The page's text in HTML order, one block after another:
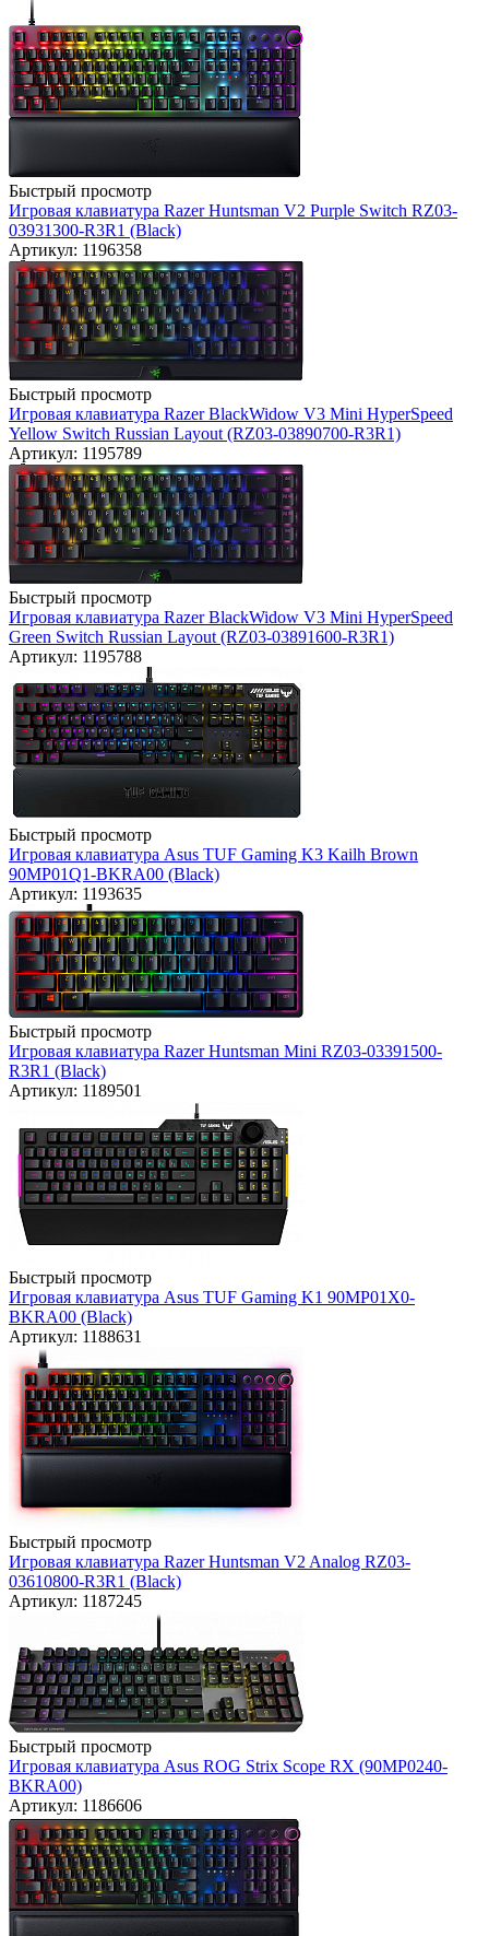
Быстрый просмотр
Игровая клавиатура Razer Huntsman V2 Purple Switch RZ03-
03931300-R3R1 (Black)
Артикул: 1196358
Быстрый просмотр
Игровая клавиатура Razer BlackWidow V3 Mini HyperSpeed
Yellow Switch Russian Layout (RZ03-03890700-R3R1)
Артикул: 1195789
Быстрый просмотр
Игровая клавиатура Razer BlackWidow V3 Mini HyperSpeed
Green Switch Russian Layout (RZ03-03891600-R3R1)
Артикул: 1195788
Быстрый просмотр
Игровая клавиатура Asus TUF Gaming K3 Kailh Brown
90MP01Q1-BKRA00 (Black)
Артикул: 1193635
Быстрый просмотр
Игровая клавиатура Razer Huntsman Mini RZ03-03391500-
R3R1 (Black)
Артикул: 1189501
Быстрый просмотр
Игровая клавиатура Asus TUF Gaming K1 90MP01X0-
BKRA00 (Black)
Артикул: 1188631
Быстрый просмотр
Игровая клавиатура Razer Huntsman V2 Analog RZ03-
03610800-R3R1 (Black)
Артикул: 1187245
Быстрый просмотр
Игровая клавиатура Asus ROG Strix Scope RX (90MP0240-
BKRA00)
Артикул: 1186606